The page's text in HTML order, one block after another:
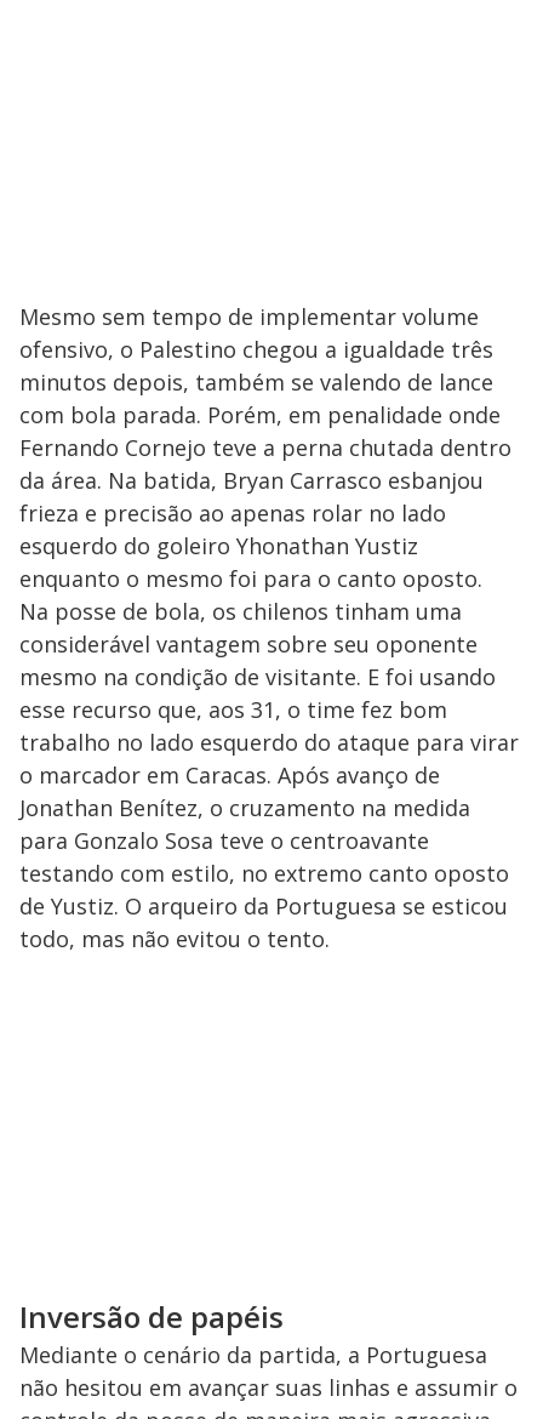
Mesmo sem tempo de implementar volume
ofensivo, o Palestino chegou a igualdade três
minutos depois, também se valendo de lance
com bola parada. Porém, em penalidade onde
Fernando Cornejo teve a perna chutada dentro
da área. Na batida, Bryan Carrasco esbanjou
frieza e precisão ao apenas rolar no lado
esquerdo do goleiro Yhonathan Yustiz
enquanto o mesmo foi para o canto oposto.
Na posse de bola, os chilenos tinham uma
considerável vantagem sobre seu oponente
mesmo na condição de visitante. E foi usando
esse recurso que, aos 31, o time fez bom
trabalho no lado esquerdo do ataque para virar
o marcador em Caracas. Após avanço de
Jonathan Benítez, o cruzamento na medida
para Gonzalo Sosa teve o centroavante
testando com estilo, no extremo canto oposto
de Yustiz. O arqueiro da Portuguesa se esticou
todo, mas não evitou o tento.
Inversão de papéis
Mediante o cenário da partida, a Portuguesa
não hesitou em avançar suas linhas e assumir o